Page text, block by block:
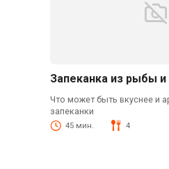
Запеканка из рыбы и
Что может быть вкуснее и
запеканки
45 мин. 4